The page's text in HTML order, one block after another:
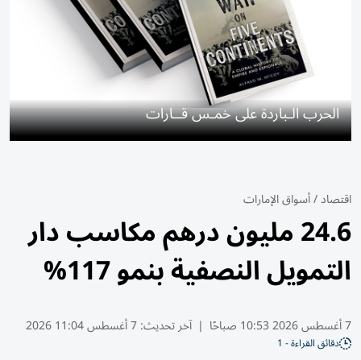
الحرب الـباردة على خمـس قــارات
اقتصاد/أسواق الإمارات
24.6 مليون درهم مكاسب دار
التمويل النصفية بنمو 117%
7 أغسطس 2026 10:53 صباحًا | آخر تحديث:7 أغسطس 11:04 2026
دقائق القراءة - 1